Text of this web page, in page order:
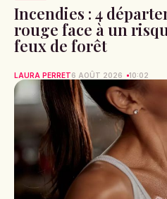
Incendies : 4
rouge face à un
feux de forêt
LAURA PERRET6 AOÛT 2026 10:02